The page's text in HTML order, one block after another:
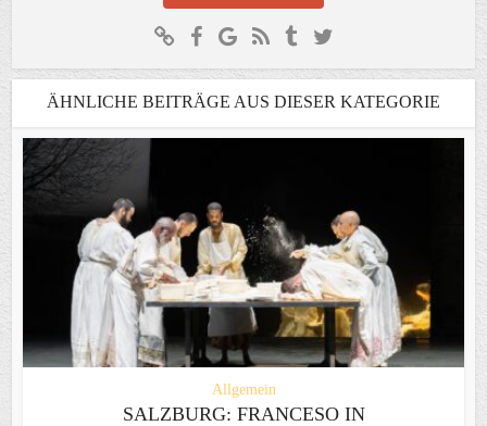
ÄHNLICHE BEITRÄGE AUS DIESER KATEGORIE
Allgemein
SALZBURG: FRANCESO IN